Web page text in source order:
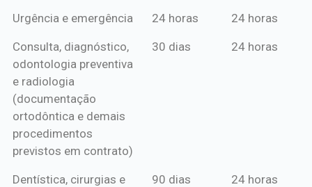
*Procedimentos Amil
*Pagamento
mensal*
*Pagamento
de crédito
Urgência e emergência 24 horas 24 horas
Consulta, diagnóstico,
odontologia preventiva
e radiologia
(documentação
ortodôntica e demais
procedimentos
previstos em contrato)
30 dias 24 horas
Dentística, cirurgias e
90 dias 24 horas